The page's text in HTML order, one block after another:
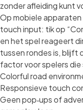
zonder afleiding kunt
Op mobiele
touch input: tik op
en het spel reageert
tussen rondes is, blijft
factor voor spelers
Colorful road
Responsieve touch
Geen pop‑ups of